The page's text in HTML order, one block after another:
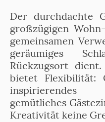
Der durchdachte
großzügigen
gemeinsamen
geräumiges
Rückzugsort
bietet Flexibilität:
gemütliches
Kreativität keine